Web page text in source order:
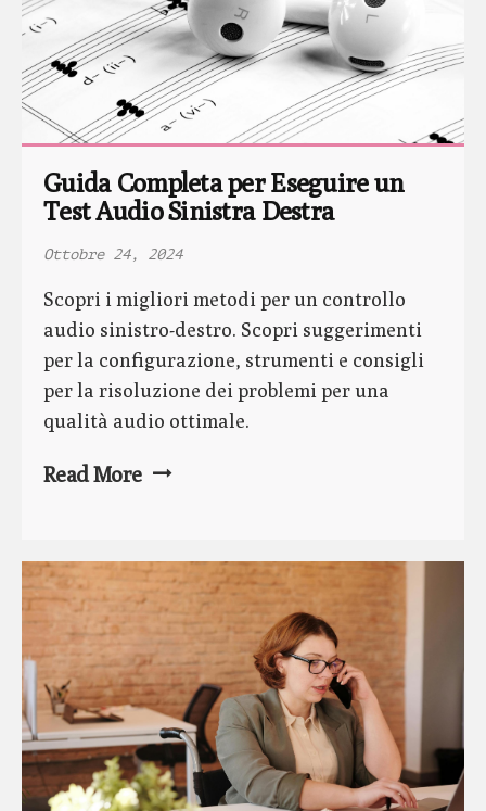
Guida Completa per Eseguire un
Test Audio Sinistra Destra
Ottobre 24, 2024
Scopri i migliori metodi per un controllo
audio sinistro-destro. Scopri suggerimenti
per la configurazione, strumenti e consigli
per la risoluzione dei problemi per una
qualità audio ottimale.
Read More